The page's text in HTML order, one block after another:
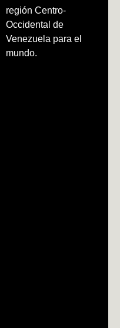
región Centro-
Occidental de
Venezuela para el
mundo.